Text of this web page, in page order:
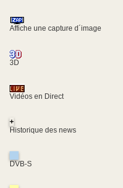
Affiche une capture d´image
3D
Vidéos en Direct
+
Historique des news
DVB-S